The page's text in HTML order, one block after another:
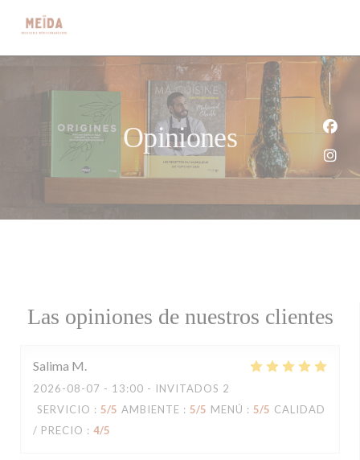
Opiniones
Las opiniones de nuestros clientes
Salima M
2026-08-07 - 13:00 - INVITADOS 2
SERVICIO : 5/5 AMBIENTE : 5/5 MENÚ : 5/5 CALIDAD
/ PRECIO : 4/5